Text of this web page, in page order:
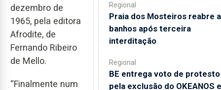
dezembro de
1965, pela editora
Afrodite, de
Fernando Ribeiro
de Mello.
“Finalmente num
Regional
Praia dos Mosteiros reabre a
banhos após terceira
interditação
Regional
BE entrega voto de protesto
pela exclusão do OKEANOS e